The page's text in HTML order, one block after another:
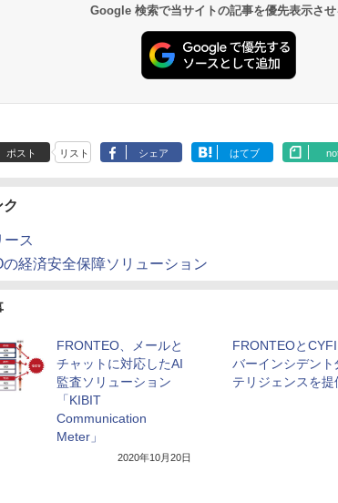
Google 検索で当サイトの記事を優先表示させ
ポスト リスト シェア はてブ
ク
ース
の経済安全保障ソリューション
FRONTEO、メールと
チャットに対応したAI
監査ソリューション
「KIBIT
Communication
Meter」
2020年10月20日
FRONTEOと
バーインシデン
テリジェンスを提